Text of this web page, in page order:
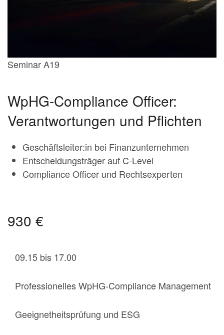
Seminar A19
WpHG-Compliance Officer:
Verantwortungen und Pflichten
Geschäftsleiter:in bei Finanzunternehmen
Entscheidungsträger auf C-Level
Compliance Officer und Rechtsexperten
930 €
09.15 bis 17.00
Professionelles WpHG-Compliance Management
Geeignetheitsprüfung und ESG